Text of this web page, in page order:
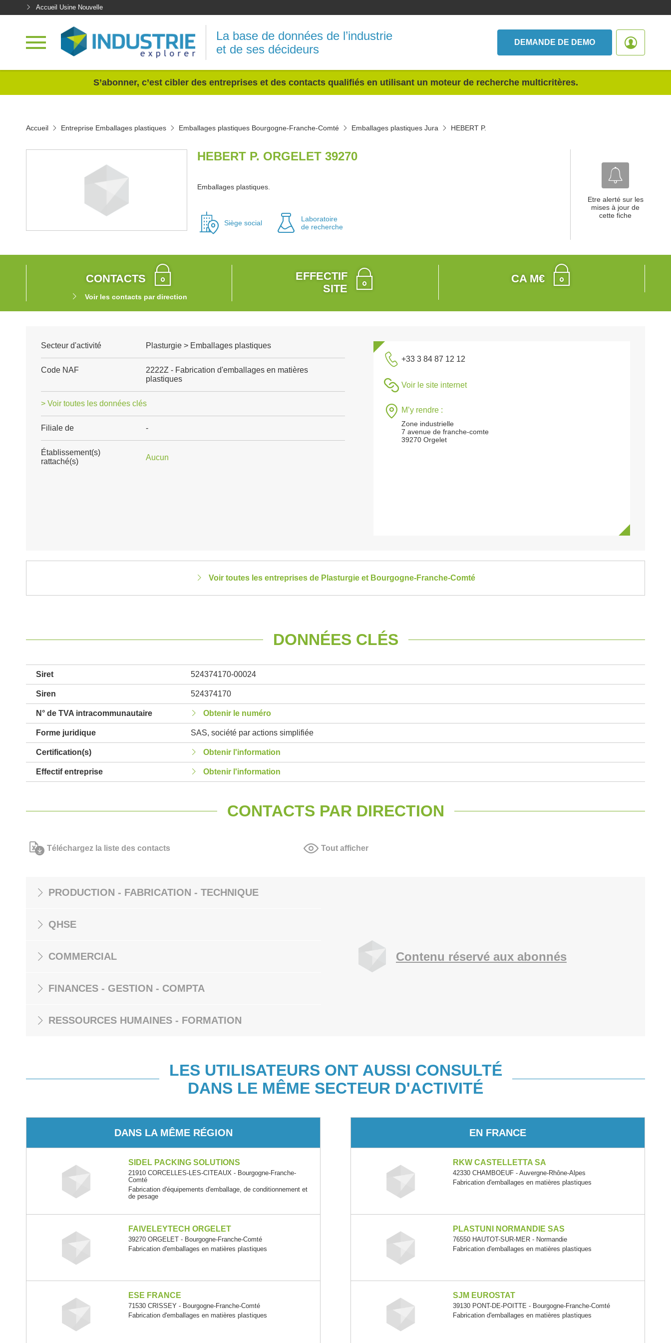
Accueil Usine Nouvelle
La base de données de l’industrie
et de ses décideurs
DEMANDE DE DEMO
S’abonner, c’est cibler des entreprises et des contacts qualifiés en utilisant un moteur de recherche multicritères.
Accueil Entreprise Emballages plastiques Emballages plastiques Bourgogne-Franche-Comté Emballages plastiques Jura HEBERT P.
HEBERT P. ORGELET 39270
Emballages plastiques.
Siège social
Laboratoire
de recherche
Etre alerté sur les
mises à jour de
cette fiche
CONTACTS
Voir les contacts par direction
EFFECTIF
SITE
CA M€
Secteur d'activité Plasturgie > Emballages plastiques
Code NAF
2222Z - Fabrication d'emballages en matières
plastiques
> Voir toutes les données clés
Filiale de -
Établissement(s)
rattaché(s)
Aucun
+33 3 84 87 12 12
Voir le site internet
M’y rendre :
Zone industrielle
7 avenue de franche-comte
39270 Orgelet
Voir toutes les entreprises de Plasturgie et Bourgogne-Franche-Comté
DONNÉES CLÉS
Siret 524374170-00024
Siren 524374170
N° de TVA intracommunautaire Obtenir le numéro
Forme juridique SAS, société par actions simplifiée
Certification(s) Obtenir l'information
Effectif entreprise Obtenir l'information
CONTACTS PAR DIRECTION
Téléchargez la liste des contacts Tout afficher
PRODUCTION - FABRICATION - TECHNIQUE
QHSE
COMMERCIAL
FINANCES - GESTION - COMPTA
RESSOURCES HUMAINES - FORMATION
Contenu réservé aux abonnés
LES UTILISATEURS ONT AUSSI CONSULTÉ
DANS LE MÊME SECTEUR D'ACTIVITÉ
DANS LA MÊME RÉGION
SIDEL PACKING SOLUTIONS
21910 CORCELLES-LES-CITEAUX - Bourgogne-Franche-
Comté
Fabrication d'équipements d'emballage, de conditionnement et
de pesage
FAIVELEYTECH ORGELET
39270 ORGELET - Bourgogne-Franche-Comté
Fabrication d'emballages en matières plastiques
ESE FRANCE
71530 CRISSEY - Bourgogne-Franche-Comté
Fabrication d'emballages en matières plastiques
EN FRANCE
RKW CASTELLETTA SA
42330 CHAMBOEUF - Auvergne-Rhône-Alpes
Fabrication d'emballages en matières plastiques
PLASTUNI NORMANDIE SAS
76550 HAUTOT-SUR-MER - Normandie
Fabrication d'emballages en matières plastiques
SJM EUROSTAT
39130 PONT-DE-POITTE - Bourgogne-Franche-Comté
Fabrication d'emballages en matières plastiques